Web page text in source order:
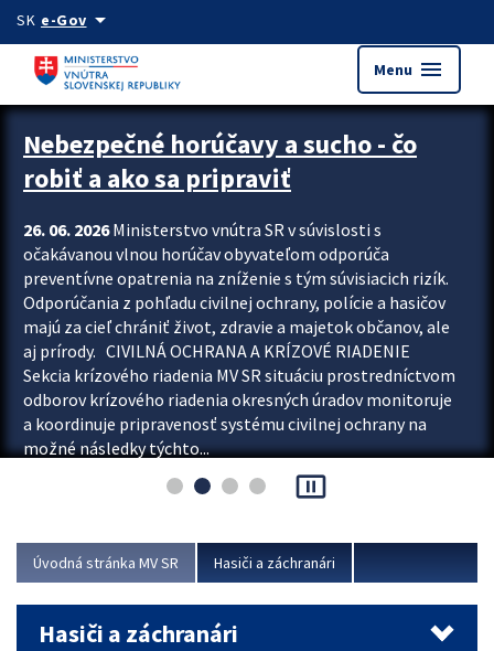
Preskocit na hlavný obsah
SK e-Govarrow_drop_down
Menu menu
Zastavit automatický posun upútavok
Nebezpečné horúčavy a sucho - čo
robiť a ako sa pripraviť
26. 06. 2026Ministerstvo vnútra SR v súvislosti s
očakávanou vlnou horúčav obyvateľom odporúča
preventívne opatrenia na zníženie s tým súvisiacich rizík.
Odporúčania z pohľadu civilnej ochrany, polície a hasičov
majú za cieľ chrániť život, zdravie a majetok občanov, ale
aj prírody. CIVILNÁ OCHRANA A KRÍZOVÉ RIADENIE
Sekcia krízového riadenia MV SR situáciu prostredníctvom
odborov krízového riadenia okresných úradov monitoruje
a koordinuje pripravenosť systému civilnej ochrany na
možné následky týchto...
pause_presentation
Úvodná stránka MV SR Hasiči a záchranári
Hasiči a záchranári